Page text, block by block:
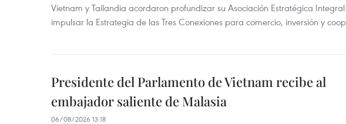
Vietnam y Tailandia acordaron profundizar su Asociación Estratégica
impulsar la Estrategia de las Tres Conexiones para comercio, inversión y
Presidente del Parlamento de Vietnam recibe al
embajador saliente de Malasia
06/08/2026 13:18